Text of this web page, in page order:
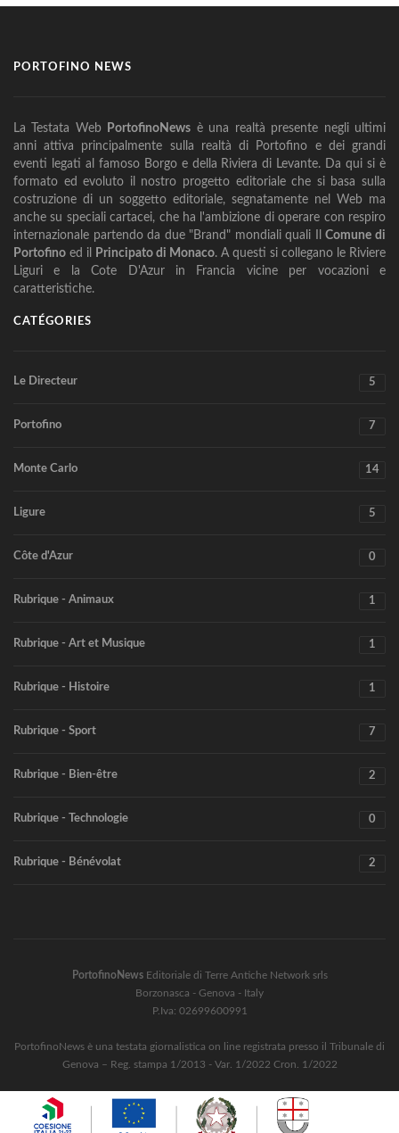
PORTOFINO NEWS
La Testata Web PortofinoNews è una realtà presente negli ultimi
anni attiva principalmente sulla realtà di Portofino e dei grandi
eventi legati al famoso Borgo e della Riviera di Levante. Da qui si è
formato ed evoluto il nostro progetto editoriale che si basa sulla
costruzione di un soggetto editoriale, segnatamente nel Web ma
anche su speciali cartacei, che ha l'ambizione di operare con respiro
internazionale partendo da due "Brand" mondiali quali IlComune di
Portofino ed il Principato di Monaco. A questi si collegano le Riviere
Liguri e la Cote D'Azur in Francia vicine per vocazioni e
caratteristiche.
CATÉGORIES
Le Directeur 5
Portofino 7
Monte Carlo 14
Ligure 5
Côte d'Azur 0
Rubrique - Animaux 1
Rubrique - Art et Musique 1
Rubrique - Histoire 1
Rubrique - Sport 7
Rubrique - Bien-être 2
Rubrique - Technologie 0
Rubrique - Bénévolat 2
PortofinoNewsEditoriale di Terre Antiche Network srls
Borzonasca - Genova - Italy
P.Iva: 02699600991
PortofinoNews è una testata giornalistica on line registrata presso il Tribunale di
Genova – Reg. stampa 1/2013 - Var. 1/2022 Cron. 1/2022